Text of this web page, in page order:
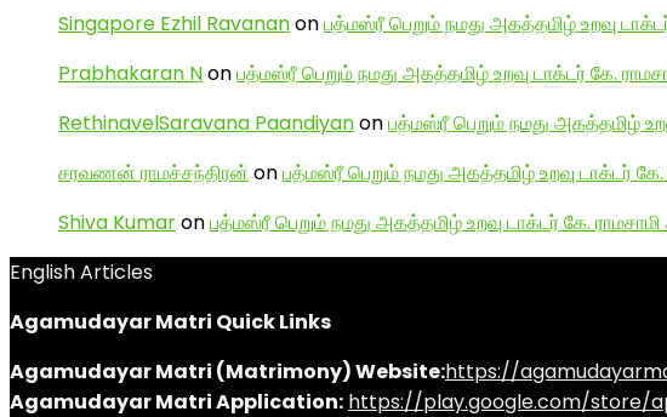
Singapore Ezhil Ravananonபத்மஸ்ரீ பெறும் நமது அகத்தமிழ் உறவு
Prabhakaran Nonபத்மஸ்ரீ பெறும் நமது அகத்தமிழ் உறவு டாக்டர் கே.
RethinavelSaravana Paandiyanonபத்மஸ்ரீ பெறும் நமது அகத்தமிழ்
சரவணன் ராமச்சந்திரன் onபத்மஸ்ரீ பெறும் நமது அகத்தமிழ் உறவு டாக்டர்
Shiva Kumaronபத்மஸ்ரீ பெறும் நமது அகத்தமிழ் உறவு டாக்டர் கே.
English Articles
Agamudayar Matri Quick Links
Agamudayar Matri (Matrimony) Website:https://
Agamudayar Matri Application: https://play.google.com/store/